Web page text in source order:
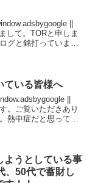
事を説明しました。
...
||
して。TORと申しま
グと銘打っています
ている皆様へ
||
。ご覧いただきあり
熱中症だと思ってい
ようとしている事
、50代で蓄財し